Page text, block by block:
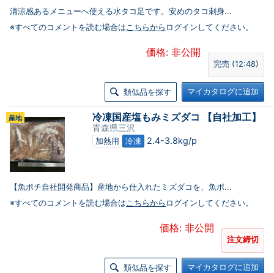
清涼感あるメニューへ使える水タコ足です。安めのタコ刺身...
※すべてのコメントを読む場合はこちらから ログインしてください。
価格: 非公開
完売 (12:48)
類似品を探す マイカタログに追加
産地 冷凍国産塩もみミズダコ 【自社加工】
青森県三沢
加熱用 冷凍 2.4-3.8kg/p
【魚ポチ自社開発商品】産地から仕入れたミズダコを、魚ポ...
※すべてのコメントを読む場合はこちらから ログインしてください。
価格: 非公開
注文締切
類似品を探す マイカタログに追加